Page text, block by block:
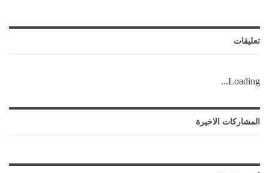
تعليقات
Loading...
المشاركات الاخيرة